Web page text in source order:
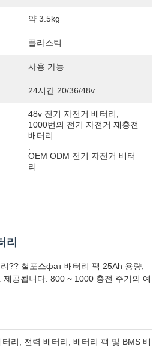
약 3.5kg
플라스틱
사용 가능
24시간 20/36/48v
48v 전기 자전거 배터리
1000번의 전기 자전거 재충전
배터리
OEM ODM 전기 자전거 배터
리
리
?? 철포스фат 배터리 팩 25Ah 용량,
제공됩니다. 800 ~ 1000 충전 주기의 예
리, 전력 배터리, 배터리 팩 및 BMS 배